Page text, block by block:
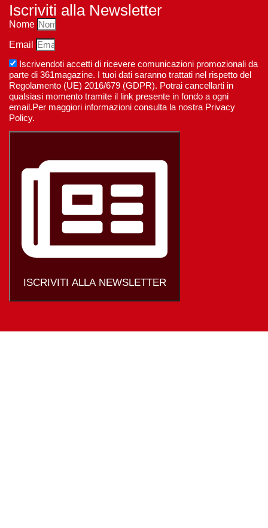
Iscriviti alla Newsletter
Nome
Email
Iscrivendoti accetti di ricevere comunicazioni promozionali da
parte di 361magazine. I tuoi dati saranno trattati nel rispetto del
Regolamento (UE) 2016/679 (GDPR). Potrai cancellarti in
qualsiasi momento tramite il link presente in fondo a ogni
email.Per maggiori informazioni consulta la nostra Privacy
Policy.
ISCRIVITI ALLA NEWSLETTER